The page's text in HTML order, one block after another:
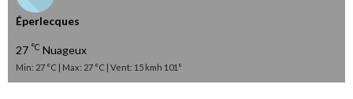
Éperlecques
27 °C Nuageux
Min: 27 °C | Max: 27 °C | Vent: 15 kmh 101°